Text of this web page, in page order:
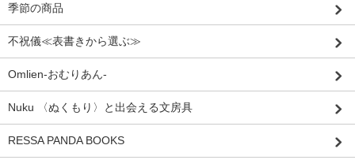
季節の商品
不祝儀≪表書きから選ぶ≫
Omlien-おむりあん-
Nuku 〈ぬくもり〉と出会える文房具
RESSA PANDA BOOKS